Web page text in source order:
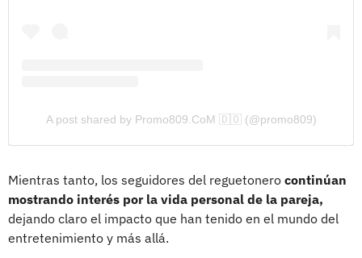
A post shared by Promo809.CoM 🇩🇴 (@promo809)
Mientras tanto, los seguidores del reguetonero continúan
mostrando interés por la vida personal de la pareja,
dejando claro el impacto que han tenido en el mundo del
entretenimiento y más allá.